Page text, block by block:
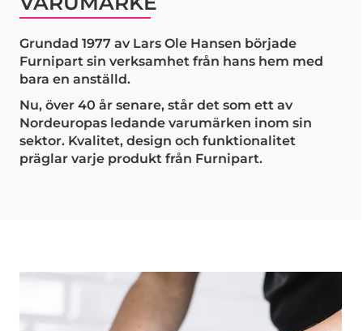
Grundad 1977 av Lars Ole Hansen började
Furnipart sin verksamhet från hans hem med
bara en anställd.
Nu, över 40 år senare, står det som ett av
Nordeuropas ledande varumärken inom sin
sektor. Kvalitet, design och funktionalitet
präglar varje produkt från Furnipart.